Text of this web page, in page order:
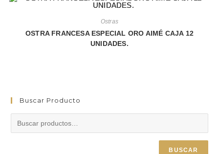
Ostras
OSTRA FRANCESA ESPECIAL ORO AIMÉ CAJA 12
UNIDADES.
Buscar Producto
BUSCAR